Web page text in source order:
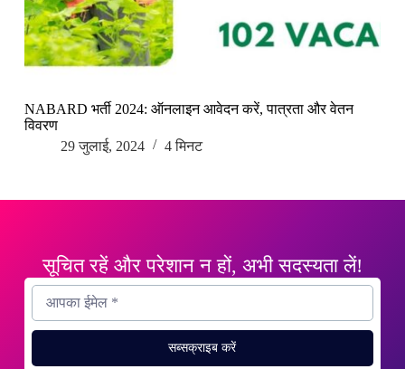
NABARD भर्ती 2024: ऑनलाइन आवेदन करें, पात्रता और वेतन
विवरण
29 जुलाई, 2024
4 मिनट
सूचित रहें और परेशान न हों, अभी सदस्यता लें!
सब्सक्राइब करें